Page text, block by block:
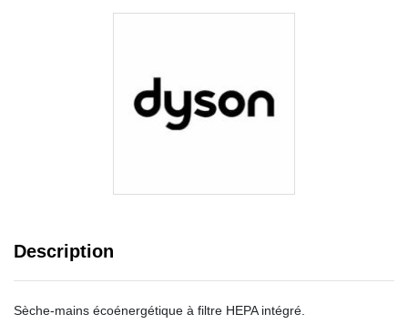
Description
Sèche-mains écoénergétique à filtre HEPA intégré.